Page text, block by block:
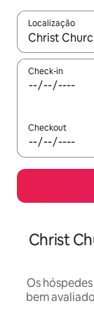
Localização
Quando os
Check-in
Checkout
Christ
Os
bem